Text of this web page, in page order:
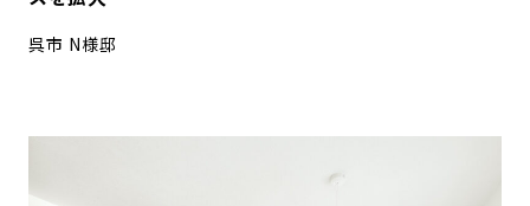
呉市 N様邸